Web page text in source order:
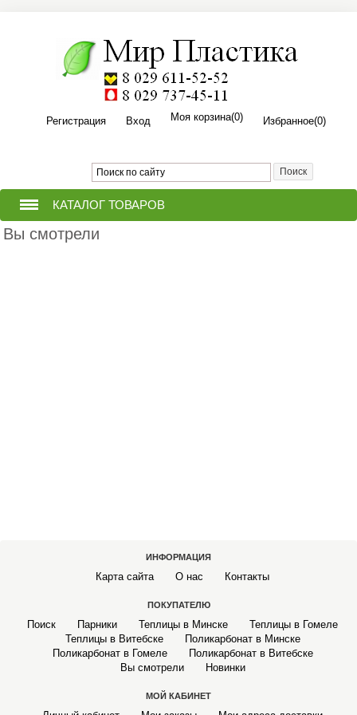
Регистрация Вход Моя корзина(0) Избранное(0)
КАТАЛОГ ТОВАРОВ
ТЕПЛИЦЫ ИЗ ПОЛИКАРБОНАТА
КОЗЫРЬКИ НАД ВХОДНОЙ ДВЕРЬЮ
МОНОЛИТНЫЙ ПОЛИКАРБОНАТ
АЛЮМИНИЙ РИФЛЕНЫЙ И ГЛАДКИЙ ЛИСТОВОЙ
СВЕТОПРОЗРАЧНАЯ КРОВЛЯ SUNNEX (САНЕКС)
Вы смотрели
ИНФОРМАЦИЯ
Карта сайта О нас Контакты
ПОКУПАТЕЛЮ
Поиск Парники Теплицы в Минске
Теплицы в Гомеле
Теплицы в Витебске
Поликарбонат в Минске
Поликарбонат в Гомеле
Поликарбонат в Витебске
Вы смотрели
Новинки
МОЙ КАБИНЕТ